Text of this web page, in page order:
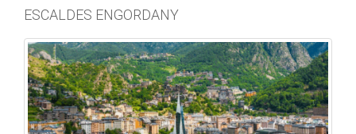
ESCALDES ENGORDANY